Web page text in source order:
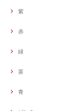
紫
赤
緑
茶
青